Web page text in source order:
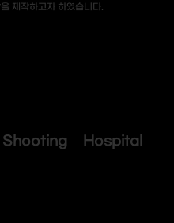
제작하고자 하였습니다.
Hospital